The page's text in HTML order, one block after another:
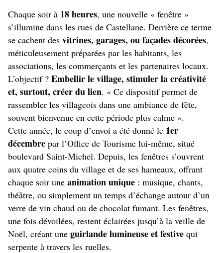
Chaque soir à 18 heures, une nouvelle « fenêtre »
s’illumine dans les rues de Castellane. Derrière ce terme
se cachent des vitrines, garages, ou façades décorées,
méticuleusement préparées par les habitants, les
associations, les commerçants et les partenaires locaux.
L’objectif ? Embellir le village, stimuler la créativité
et, surtout, créer du lien. « Ce dispositif permet de
rassembler les villageois dans une ambiance de fête,
souvent bienvenue en cette période plus calme ».
Cette année, le coup d’envoi a été donné le 1er
décembre par l’Office de Tourisme lui-même, situé
boulevard Saint-Michel. Depuis, les fenêtres s’ouvrent
aux quatre coins du village et de ses hameaux, offrant
chaque soir une animation unique : musique, chants,
théâtre, ou simplement un temps d’échange autour d’un
verre de vin chaud ou de chocolat fumant. Les fenêtres,
une fois dévoilées, restent éclairées jusqu’à la veille de
Noël, créant une guirlande lumineuse et festive qui
serpente à travers les ruelles.